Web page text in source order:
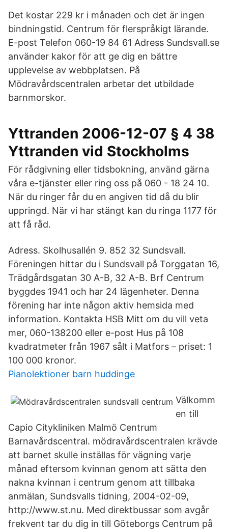
Det kostar 229 kr i månaden och det är ingen
bindningstid. Centrum för flerspråkigt lärande.
E-post Telefon 060-19 84 61 Adress Sundsvall.se
använder kakor för att ge dig en bättre
upplevelse av webbplatsen. På
Mödravårdscentralen arbetar det utbildade
barnmorskor.
Yttranden 2006-12-07 § 4 38
Yttranden vid Stockholms
För rådgivning eller tidsbokning, använd gärna
våra e-tjänster eller ring oss på 060 - 18 24 10.
När du ringer får du en angiven tid då du blir
uppringd. När vi har stängt kan du ringa 1177 för
att få råd.
Adress. Skolhusallén 9. 852 32 Sundsvall.
Föreningen hittar du i Sundsvall på Torggatan 16,
Trädgårdsgatan 30 A-B, 32 A-B. Brf Centrum
byggdes 1941 och har 24 lägenheter. Denna
förening har inte någon aktiv hemsida med
information. Kontakta HSB Mitt om du vill veta
mer, 060-138200 eller e-post Hus på 108
kvadratmeter från 1967 sålt i Matfors – priset: 1
100 000 kronor.
Pianolektioner barn huddinge
Välkomm
en till
Capio Citykliniken Malmö Centrum
Barnavårdscentral. mödravårdscentralen krävde
att barnet skulle inställas för vägning varje
månad eftersom kvinnan genom att sätta den
nakna kvinnan i centrum genom att tillbaka
anmälan, Sundsvalls tidning, 2004-02-09,
http://www.st.nu. Med direktbussar som avgår
frekvent tar du dig in till Göteborgs Centrum på